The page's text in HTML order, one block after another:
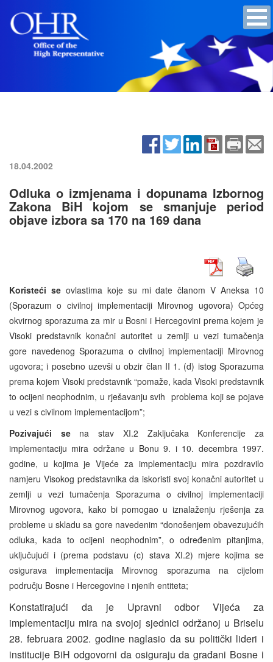
18.04.2002
Odluka o izmjenama i dopunama Izbornog
Zakona BiH kojom se smanjuje period
objave izbora sa 170 na 169 dana
Koristeći seovlastima koje su mi date članom V Aneksa 10
(Sporazum o civilnoj implementaciji Mirovnog ugovora) Općeg
okvirnog sporazuma za mir u Bosni i Hercegovini prema kojem je
Visoki predstavnik konačni autoritet u zemlji u vezi tumačenja
gore navedenog Sporazuma o civilnoj implementaciji Mirovnog
ugovora; i posebno uzevši u obzir član II 1. (d) istog Sporazuma
prema kojem Visoki predstavnik “pomaže, kada Visoki predstavnik
to ocijeni neophodnim, u rješavanju svih problema koji se pojave
u vezi s civilnom implementacijom”;
Pozivajući sena stav XI.2 Zaključaka Konferencije za
implementaciju mira održane u Bonu 9. i 10. decembra 1997.
godine, u kojima je Vijeće za implementaciju mira pozdravilo
namjeru Visokog predstavnika da iskoristi svoj konačni autoritet u
zemlji u vezi tumačenja Sporazuma o civilnoj implementaciji
Mirovnog ugovora, kako bi pomogao u iznalaženju rješenja za
probleme u skladu sa gore navedenim “donošenjem obavezujućih
odluka, kada to ocijeni neophodnim”, o određenim pitanjima,
uključujući i (prema podstavu (c) stava XI.2) mjere kojima se
osigurava implementacija Mirovnog sporazuma na cijelom
području Bosne i Hercegovine i njenih entiteta;
Konstatirajući da je Upravni odbor Vijeća za
implementaciju mira na svojoj sjednici održanoj u Briselu
28. februara 2002. godine naglasio da su politički lideri i
institucije BiH odgovorni da osiguraju da građani Bosne i